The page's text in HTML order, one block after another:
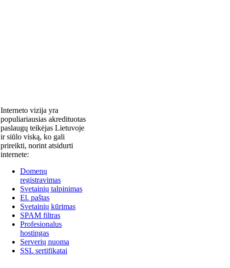
Interneto vizija yra
populiariausias akredituotas
paslaugų teikėjas Lietuvoje
ir siūlo viską, ko gali
prireikti, norint atsidurti
internete:
Domenų
registravimas
Svetainių talpinimas
El. paštas
Svetainių kūrimas
SPAM filtras
Profesionalus
hostingas
Serverių nuoma
SSL sertifikatai